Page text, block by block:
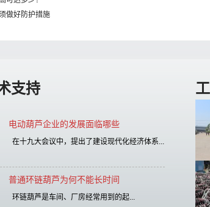
做好防护措施
支持
电动葫芦企业的发展面临哪些
在十九大会议中，提出了建设现代化经济体系...
普通环链葫芦为何不能长时间
环链葫芦是车间、厂房经常用到的起...